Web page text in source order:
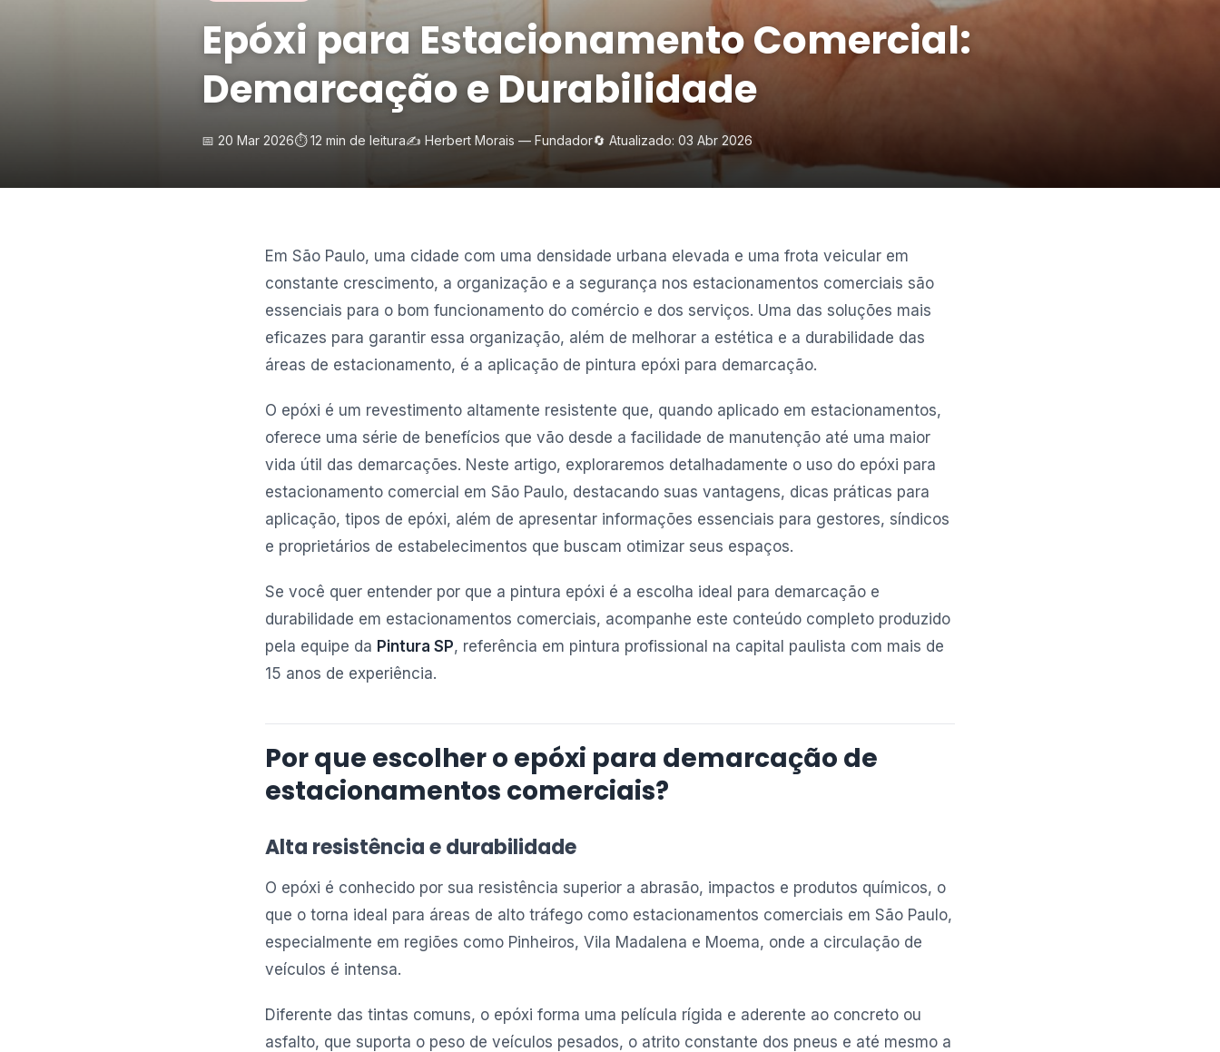
Epóxi para Estacionamento Comercial:
Demarcação e Durabilidade
📅 20 Mar 2026⏱️ 12 min de leitura✍️ Herbert Morais — Fundador🔄 Atualizado: 03 Abr 2026
Em São Paulo, uma cidade com uma densidade urbana elevada e uma frota veicular em
constante crescimento, a organização e a segurança nos estacionamentos comerciais são
essenciais para o bom funcionamento do comércio e dos serviços. Uma das soluções mais
eficazes para garantir essa organização, além de melhorar a estética e a durabilidade das
áreas de estacionamento, é a aplicação de pintura epóxi para demarcação.
O epóxi é um revestimento altamente resistente que, quando aplicado em estacionamentos,
oferece uma série de benefícios que vão desde a facilidade de manutenção até uma maior
vida útil das demarcações. Neste artigo, exploraremos detalhadamente o uso do epóxi para
estacionamento comercial em São Paulo, destacando suas vantagens, dicas práticas para
aplicação, tipos de epóxi, além de apresentar informações essenciais para gestores, síndicos
e proprietários de estabelecimentos que buscam otimizar seus espaços.
Se você quer entender por que a pintura epóxi é a escolha ideal para demarcação e
durabilidade em estacionamentos comerciais, acompanhe este conteúdo completo produzido
pela equipe da Pintura SP, referência em pintura profissional na capital paulista com mais de
15 anos de experiência.
Por que escolher o epóxi para demarcação de
estacionamentos comerciais?
Alta resistência e durabilidade
O epóxi é conhecido por sua resistência superior a abrasão, impactos e produtos químicos, o
que o torna ideal para áreas de alto tráfego como estacionamentos comerciais em São Paulo,
especialmente em regiões como Pinheiros, Vila Madalena e Moema, onde a circulação de
veículos é intensa.
Diferente das tintas comuns, o epóxi forma uma película rígida e aderente ao concreto ou
asfalto, que suporta o peso de veículos pesados, o atrito constante dos pneus e até mesmo a